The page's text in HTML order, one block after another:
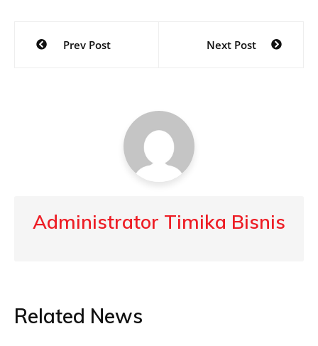
Post
navigation
Prev Post Next Post
Administrator Timika Bisnis
Related News